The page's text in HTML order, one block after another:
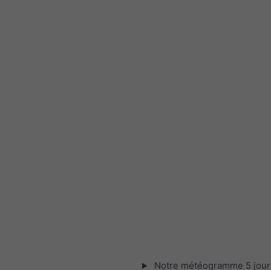
Notre météogramme 5